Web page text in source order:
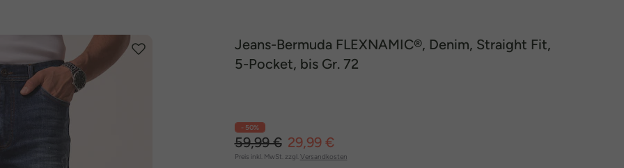
Jeans-Bermuda FLEXNAMIC®, Denim, Straight Fit,
5-Pocket, bis Gr. 72
- 50%
59,99 € 29,99 €
Preis inkl. MwSt. zzgl. Versandkosten